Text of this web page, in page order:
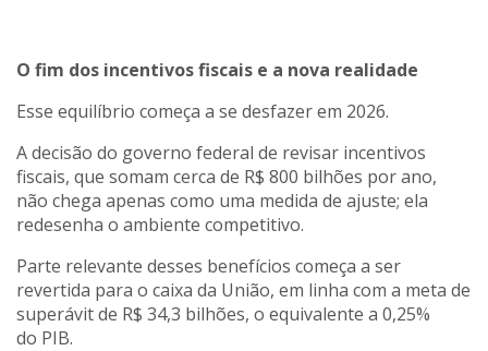
O fim dos incentivos fiscais e a nova realidade
Esse equilíbrio começa a se desfazer em 2026.
A decisão do governo federal de revisar incentivos
fiscais, que somam cerca de R$ 800 bilhões por ano,
não chega apenas como uma medida de ajuste; ela
redesenha o ambiente competitivo.
Parte relevante desses benefícios começa a ser
revertida para o caixa da União, em linha com a meta de
superávit de R$ 34,3 bilhões, o equivalente a 0,25%
do PIB.